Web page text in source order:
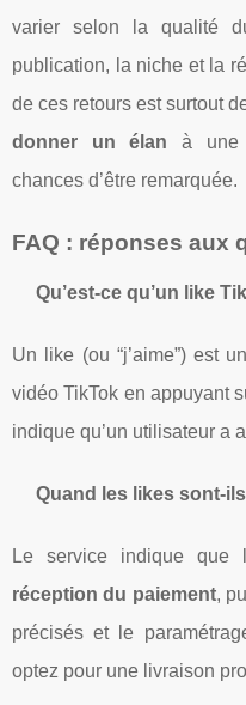
varier selon la qualité
publication, la niche et la
de ces retours est surtout
donner un élan à une
chances d’être remarquée.
FAQ : réponses aux
Qu’est-ce qu’un like
Un like (ou “j’aime”) est
vidéo TikTok en appuyant
indique qu’un utilisateur a
Quand les likes sont-
Le service indique que
réception du paiement,
précisés et le
optez pour une livraison